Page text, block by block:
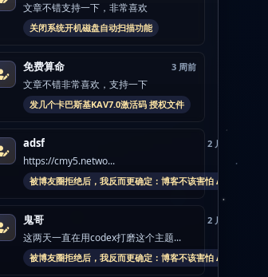
文章不错支持一下，非常喜欢
关闭系统开机磁盘自动扫描功能
免费算命 3 周前
文章不错非常喜欢，支持一下
发几个卡巴斯基KAV7.0激活码 授权文件
adsf 2 月前
https://cmy5.netwo...
被博友圈拒绝后，我反而更确定：博客不该害怕 AI
鬼哥 2 月前
这两天一直在用codex打磨这个主题...
被博友圈拒绝后，我反而更确定：博客不该害怕 AI